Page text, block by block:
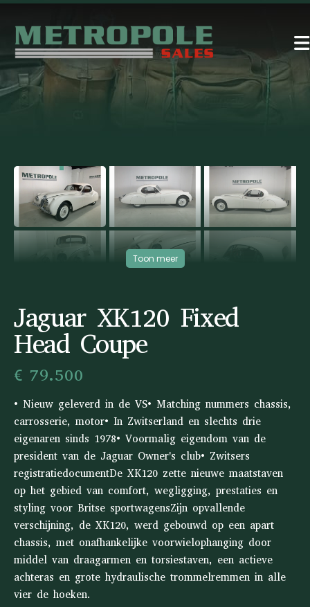
‹ ›
Toon meer
Jaguar XK120 Fixed
Head Coupe
€ 79.500
• Nieuw geleverd in de VS• Matching nummers chassis,
carrosserie, motor• In Zwitserland en slechts drie
eigenaren sinds 1978• Voormalig eigendom van de
president van de Jaguar Owner's club• Zwitsers
registratiedocumentDe XK120 zette nieuwe maatstaven
op het gebied van comfort, wegligging, prestaties en
styling voor Britse sportwagensZijn opvallende
verschijning, de XK120, werd gebouwd op een apart
chassis, met onafhankelijke voorwielophanging door
middel van draagarmen en torsiestaven, een actieve
achteras en grote hydraulische trommelremmen in alle
vier de hoeken.